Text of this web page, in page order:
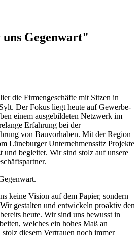
Gegenwart"
die Firmengeschäfte mit Sitzen in
Der Fokus liegt heute auf Gewerbe-
einem ausgebildeten Netzwerk im
Erfahrung bei der
von Bauvorhaben. Mit der Region
Lüneburger Unternehmenssitz Projekte
und begleitet. Wir sind stolz auf unsere
keine Vision auf dem Papier, sondern
gestalten und entwickeln proaktiv den
heute. Wir sind uns bewusst in
welches ein hohes Maß an
diesem Vertrauen noch immer